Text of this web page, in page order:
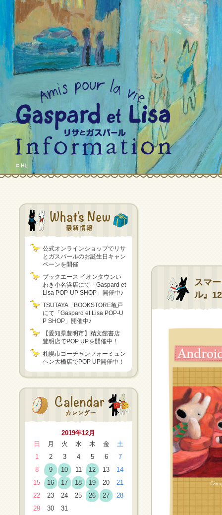
公式オンラインショップでリサ
とガスパールのお誕生日キャン
ペーンを開催
ブックエース イオンタウンい
わき小名浜店にて「Gaspard et
Lisa POP-UP SHOP」開催中♪
TSUTAYA BOOKSTORE亀戸
にて「Gaspard et Lisa POP-U
P SHOP」開催中♪
【愛知県豊明市】精文館書店
豊明店でPOP UPを開催中！
札幌市コーチャンフォーミュン
ヘン大橋店でPOP UP開催中！
2019年12月
日
月 火 水 木 金
土
1
2 3 4 5 6
7
8
9 10 11 12 13
14
15
16 17 18 19 20
21
22
23 24 25 26 27
28
29
30 31
スマ
ル』